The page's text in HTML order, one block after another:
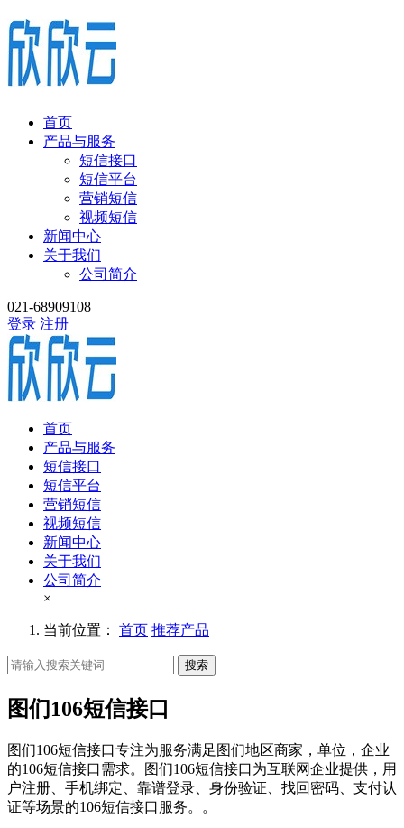
首页
产品与服务
短信接口
短信平台
营销短信
视频短信
新闻中心
关于我们
公司简介
021-68909108
登录 注册
首页
产品与服务
短信接口
短信平台
营销短信
视频短信
新闻中心
关于我们
公司简介
×
当前位置： 首页 推荐产品
搜索
图们106短信接口
图们106短信接口专注为服务满足图们地区商家，单位，企业
的106短信接口需求。图们106短信接口为互联网企业提供，用
户注册、手机绑定、靠谱登录、身份验证、找回密码、支付认
证等场景的106短信接口服务。。